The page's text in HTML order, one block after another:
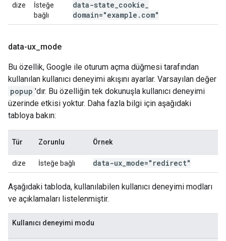
dize
İsteğe
bağlı
data-state cookie
domain="example . com"
data-ux mode
Bu özellik, Google ile oturum açma düğmesi tarafından
kullanılan kullanıcı deneyimi akışını ayarlar. Varsayılan değer
popup 'dır. Bu özelliğin tek dokunuşla kullanıcı deneyimi
üzerinde etkisi yoktur. Daha fazla bilgi için aşağıdaki
tabloya bakın:
Tür Zorunlu Örnek
dize İsteğe bağlı data-ux mode="redirect"
Aşağıdaki tabloda, kullanılabilen kullanıcı deneyimi modları
ve açıklamaları listelenmiştir.
Kullanıcı deneyimi modu